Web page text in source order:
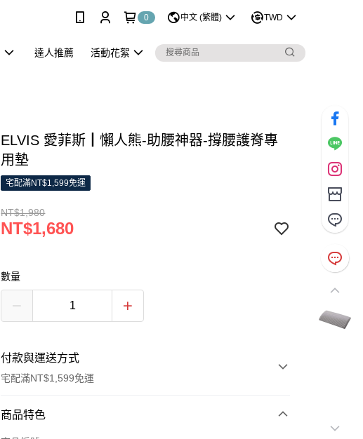
0 中文 (繁體) TWD
達人推薦 活動花絮
ELVIS 愛菲斯┃懶人熊-助腰神器-撐腰護脊專
用墊
宅配滿NT$1,599免運
NT$1,980
NT$1,680
數量
付款與運送方式
宅配滿NT$1,599免運
付款方式
商品特色